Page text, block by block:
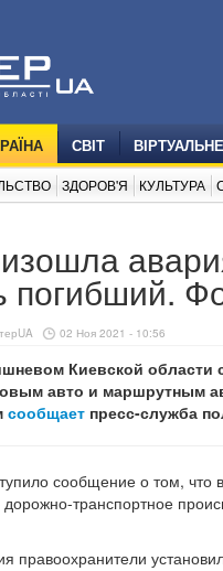
СВІТ
ЗДОРОВ'Я КУЛЬТУРА
погибший.
02 Ноя 2021 - 10:56
Киевской области
авто и маршрутным
сообщает пресс-служба
сообщение о том, что
транспортное
правоохранители